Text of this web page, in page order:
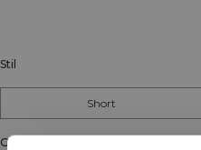
Stil
Short
Größe